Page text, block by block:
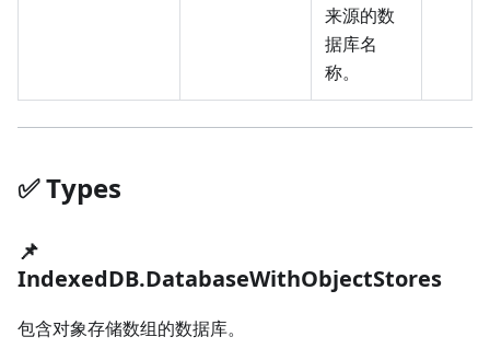
来源的数
据库名
称。
✅️️ Types
📌
IndexedDB.DatabaseWithObjectStores
包含对象存储数组的数据库。